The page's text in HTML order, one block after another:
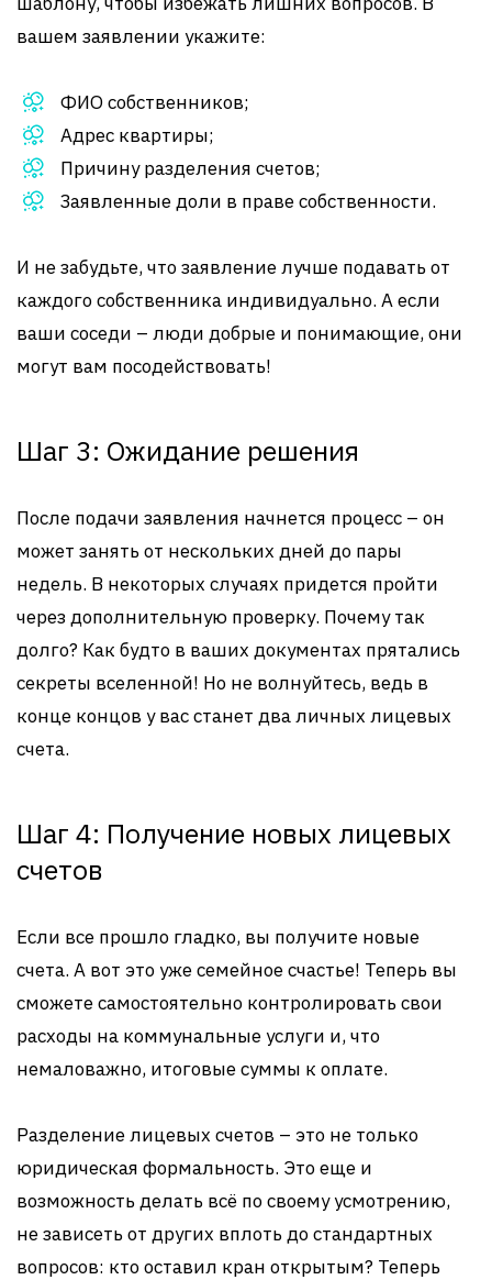
вашем заявлении укажите:
ФИО собственников;
Адрес квартиры;
Причину разделения счетов;
Заявленные доли в праве собственности.
И не забудьте, что заявление лучше подавать от
каждого собственника индивидуально. А если
ваши соседи – люди добрые и понимающие, они
могут вам посодействовать!
Шаг 3: Ожидание решения
После подачи заявления начнется процесс – он
может занять от нескольких дней до пары
недель. В некоторых случаях придется пройти
через дополнительную проверку. Почему так
долго? Как будто в ваших документах прятались
секреты вселенной! Но не волнуйтесь, ведь в
конце концов у вас станет два личных лицевых
счета.
Шаг 4: Получение новых лицевых
счетов
Если все прошло гладко, вы получите новые
счета. А вот это уже семейное счастье! Теперь вы
сможете самостоятельно контролировать свои
расходы на коммунальные услуги и, что
немаловажно, итоговые суммы к оплате.
Разделение лицевых счетов – это не только
юридическая формальность. Это еще и
возможность делать всё по своему усмотрению,
не зависеть от других вплоть до стандартных
вопросов: кто оставил кран открытым? Теперь